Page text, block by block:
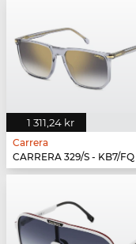
1 311,24 kr
Carrera
CARRERA 329/S - KB7/FQ